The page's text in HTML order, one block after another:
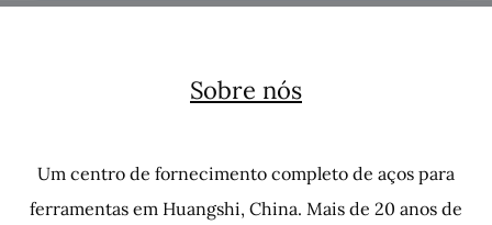
Sobre nós
Um centro de fornecimento completo de aços para
ferramentas em Huangshi, China. Mais de 20 anos de